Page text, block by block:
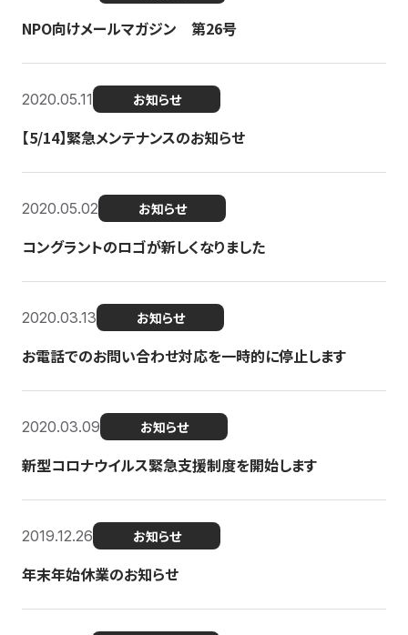
NPO向けメールマガジン 第26号
2020.05.11 お知らせ
【5/14】緊急メンテナンスのお知らせ
2020.05.02 お知らせ
コングラントのロゴが新しくなりました
2020.03.13 お知らせ
お電話でのお問い合わせ対応を一時的に停止します
2020.03.09 お知らせ
新型コロナウイルス緊急支援制度を開始します
2019.12.26 お知らせ
年末年始休業のお知らせ